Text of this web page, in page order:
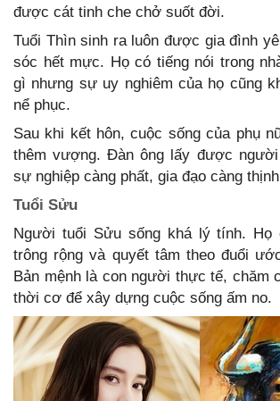
được cát tinh che chở suốt đời.
Tuổi Thìn sinh ra luôn được gia đình
sóc hết mực. Họ có tiếng nói trong
gì nhưng sự uy nghiêm của họ cũng
nể phục.
Sau khi kết hôn, cuộc sống của phụ
thêm vượng. Đàn ông lấy được
sự nghiệp càng phất, gia đạo càng
Tuổi Sửu
Người tuổi Sửu sống khá lý tính. Họ
trông rộng và quyết tâm theo đuổi
Bản mệnh là con người thực tế, chăm
thời cơ để xây dựng cuộc sống ấm no.